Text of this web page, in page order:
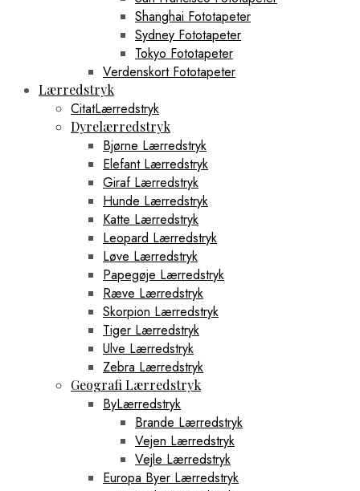
Shanghai Fototapeter
Sydney Fototapeter
Tokyo Fototapeter
Verdenskort Fototapeter
Lærredstryk
CitatLærredstryk
Dyrelærredstryk
Bjørne Lærredstryk
Elefant Lærredstryk
Giraf Lærredstryk
Hunde Lærredstryk
Katte Lærredstryk
Leopard Lærredstryk
Løve Lærredstryk
Papegøje Lærredstryk
Ræve Lærredstryk
Skorpion Lærredstryk
Tiger Lærredstryk
Ulve Lærredstryk
Zebra Lærredstryk
Geografi Lærredstryk
ByLærredstryk
Brande Lærredstryk
Vejen Lærredstryk
Vejle Lærredstryk
Europa Byer Lærredstryk